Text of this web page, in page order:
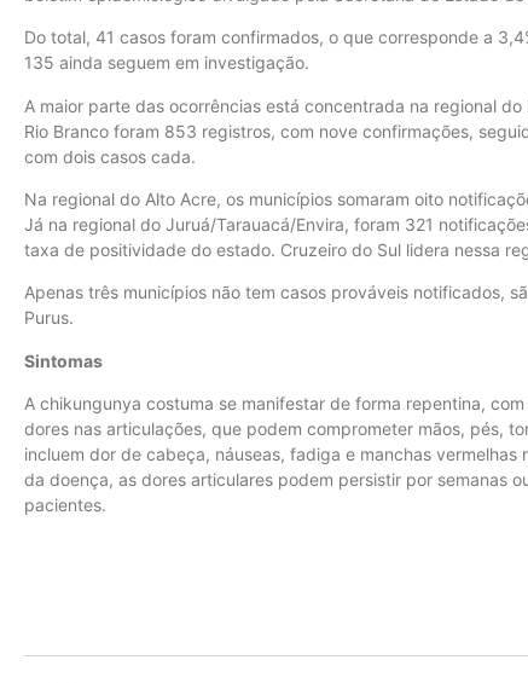
Do total, 41 casos foram confirmados, o que corresponde a
135 ainda seguem em investigação.
A maior parte das ocorrências está concentrada na regional
Rio Branco foram 853 registros, com nove confirmações,
com dois casos cada.
Na regional do Alto Acre, os municípios somaram oito
Já na regional do Juruá/Tarauacá/Envira, foram 321
taxa de positividade do estado. Cruzeiro do Sul lidera nessa
Apenas três municípios não tem casos prováveis notificados,
Purus.
Sintomas
A chikungunya costuma se manifestar de forma repentina,
dores nas articulações, que podem comprometer mãos, pés,
incluem dor de cabeça, náuseas, fadiga e manchas vermelhas
da doença, as dores articulares podem persistir por semanas
pacientes.